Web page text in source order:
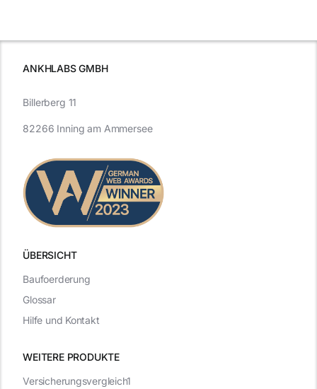
ANKHLABS GMBH
ÜBERSICHT
WEITERE PRODUKTE
Versicherungsvergleich1
Billerberg 11
82266 Inning am Ammersee
Baufoerderung
Glossar
Hilfe und Kontakt